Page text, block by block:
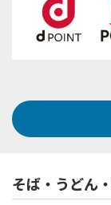
そば・うどん